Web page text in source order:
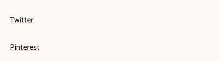
Twitter
Pinterest